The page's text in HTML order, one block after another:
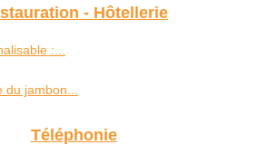
- Hôtellerie
:...
jambon...
Téléphonie